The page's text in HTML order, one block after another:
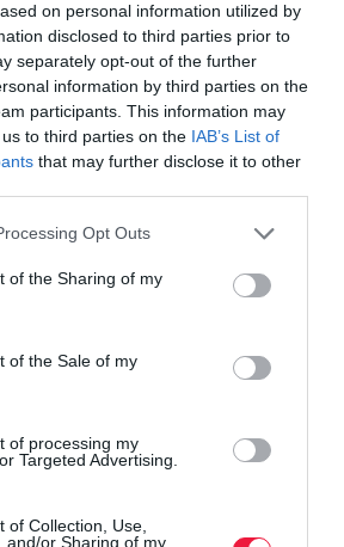
on personal information utilized by
disclosed to third parties prior to
separately opt-out of the further
information by third parties on the
participants. This information may
to third parties on the IAB’s List of
that may further disclose it to other
website/app uses one or more Google
or usage behaviour. You may click to
to Google and its third-party tags to
specified purposes in below Google
Opt Outs
of the Sharing of my
of the Sale of my
of processing my
Targeted Advertising.
of Collection, Use,
and/or Sharing of my
összeadódva határozzák meg a
energiatakarékos izzó, egy strapabíróbb
minőségű kábel mind hozzájárul a
A részletek jelentősége
nemcsak pénzt takarítanak meg,
is teszik a működést. A Világításcenter
mindennapi megvalósítását.